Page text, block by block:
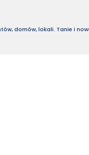
domów, lokali. Tanie i